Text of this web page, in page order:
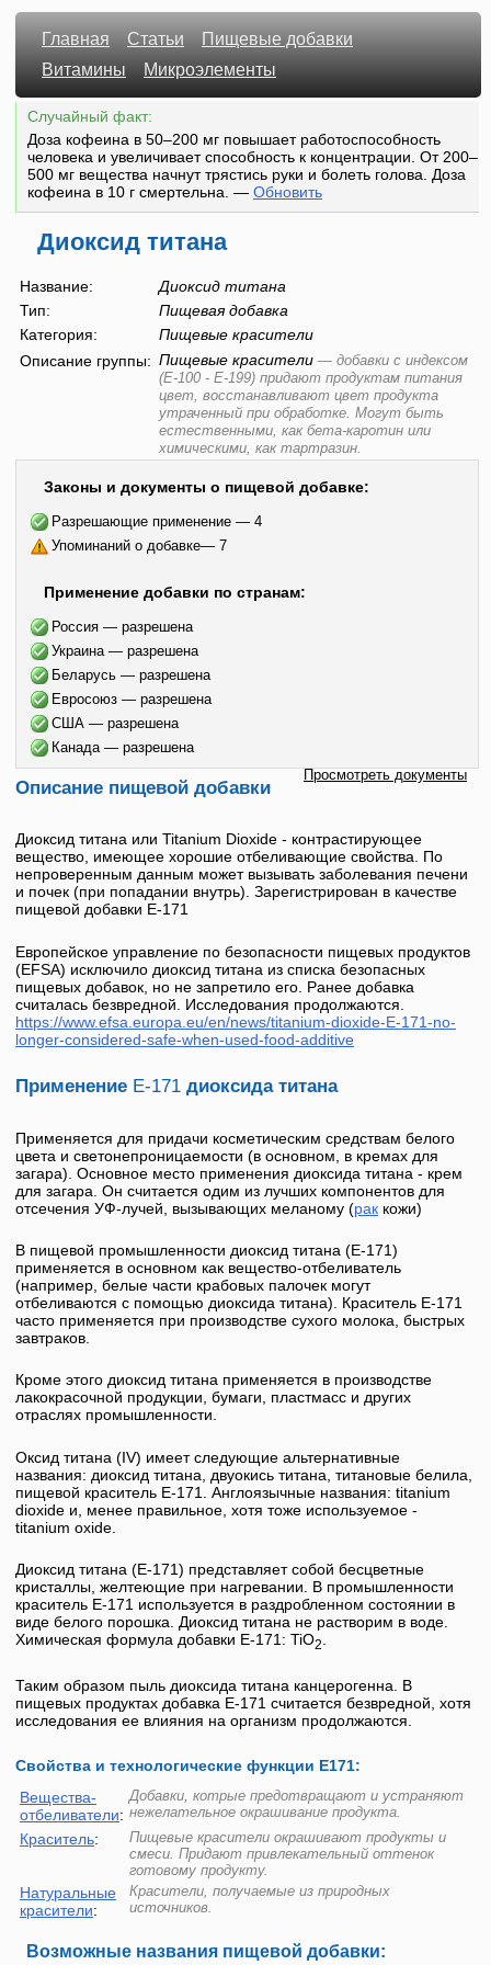
Главная Статьи
Пищевые добавки
Витамины
Микроэлементы
Случайный факт:
Доза кофеина в 50–200 мг повышает работоспособность
человека и увеличивает способность к концентрации. От 200–
500 мг вещества начнут трястись руки и болеть голова. Доза
кофеина в 10 г смертельна. — Обновить
Диоксид титана
Название:
Диоксид титана
Тип:
Пищевая добавка
Категория:
Пищевые красители
Описание группы: Пищевые красители — добавки с индексом
(E-100 - E-199) придают продуктам питания
цвет, восстанавливают цвет продукта
утраченный при обработке. Могут быть
естественными, как бета-каротин или
химическими, как тартразин.
Законы и документы о пищевой добавке:
Разрешающие применение — 4
Упоминаний о добавке— 7
Применение добавки по странам:
Россия — разрешена
Украина — разрешена
Беларусь — разрешена
Евросоюз — разрешена
США — разрешена
Канада — разрешена
Просмотреть документы
Описание пищевой добавки
Диоксид титана или Titanium Dioxide - контрастирующее
вещество, имеющее хорошие отбеливающие свойства. По
непроверенным данным может вызывать заболевания печени
и почек (при попадании внутрь). Зарегистрирован в качестве
пищевой добавки Е-171
Европейское управление по безопасности пищевых продуктов
(EFSA) исключило диоксид титана из списка безопасных
пищевых добавок, но не запретило его. Ранее добавка
считалась безвредной. Исследования продолжаются.
https://www.efsa.europa.eu/en/news/titanium-dioxide-E-171-no-
longer-considered-safe-when-used-food-additive
Применение Е-171 диоксида титана
Применяется для придачи косметическим средствам белого
цвета и светонепроницаемост­и (в основном, в кремах для
загара). Основное место применения диоксида титана - крем
для загара. Он считается одим из лучших компонентов для
отсечения УФ-лучей, вызывающих меланому (рак кожи)
В пищевой промышленности диоксид титана (Е-171)
применяется в основном как вещество-отбеливатель
(например, белые части крабовых палочек могут
отбеливаются с помощью диоксида титана). Краситель Е-171
часто применяется при производстве сухого молока, быстрых
завтраков.
Кроме этого диоксид титана применяется в производстве
лакокрасочной продукции, бумаги, пластмасс и других
отраслях промышленности.
Оксид титана (IV) имеет следующие альтернативные
названия: диоксид титана , двуокись титана, титановые белила,
пищевой краситель E-171 . Англоязычные названия: titanium
dioxide и, менее правильное, хотя тоже используемое -
titanium oxide
Диоксид титана (Е-171) представляет собой бесцветные
кристаллы, желтеющие при нагревании. В промышленности
краситель Е-171 используется в раздробленном состоянии в
виде белого порошка. Диоксид титана не растворим в воде.
Химическая формула добавки Е-171: TiO2
Таким образом пыль диоксида титана канцерогенна. В
пищевых продуктах добавка Е-171 считается безвредной, хотя
исследования ее влияния на организм продолжаются.
Свойства и технологические функции Е171:
Вещества-
отбеливатели:
Добавки, котрые предотвращают и устраняют
нежелательное окрашивание продукта.
Краситель:
Пищевые красители окрашивают продукты и
смеси. Придают привлекательный оттенок
готовому продукту.
Натуральные
красители:
Красители, получаемые из природных
источников.
Возможные названия пищевой добавки: